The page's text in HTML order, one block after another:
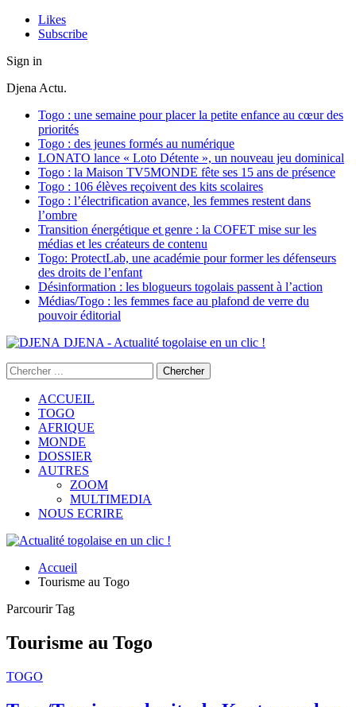
Likes
Subscribe
Sign in
Djena Actu.
Togo : une semaine pour placer la petite enfance au cœur des
priorités
Togo : des jeunes formés au numérique
LONATO lance « Loto Détente », un nouveau jeu dominical
Togo : la Maison TV5MONDE fête ses 15 ans de présence
Togo : 106 élèves reçoivent des kits scolaires
Togo : l’électrification avance, les femmes restent dans
l’ombre
Transition énergétique et genre : la COFET mise sur les
médias et les créateurs de contenu
Togo: ProtectLab, une académie pour former les défenseurs
des droits de l’enfant
Désinformation : les blogueurs togolais passent à l’action
Médias/Togo : les femmes face au plafond de verre du
pouvoir éditorial
DJENA - Actualité togolaise en un clic !
ACCUEIL
TOGO
AFRIQUE
MONDE
DOSSIER
AUTRES
ZOOM
MULTIMEDIA
NOUS ECRIRE
Accueil
Tourisme au Togo
Parcourir Tag
Tourisme au Togo
TOGO